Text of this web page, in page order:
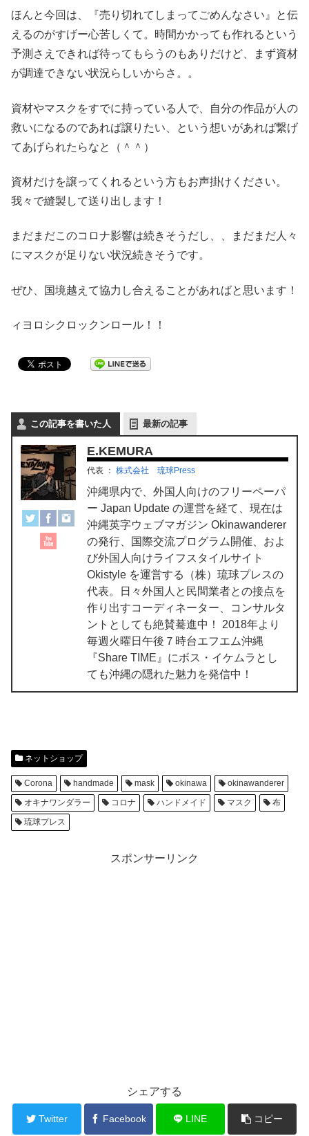
ほんと今回は、『売り切れてしまってごめんなさい』と伝
えるのがすげー心苦しくて。時間かかっても作れるという
予測さえできれば待ってもらうのもありだけど、まず資材
が調達できない状況らしいからさ。。
資材やマスクをすでに持っている人で、自分の作品が人の
救いになるのであれば譲りたい、という想いがあれば繋げ
てあげられたらなと（＾＾）
資材だけを譲ってくれるという方もお声掛けください。
我々で縫製して送り出します！
まだまだこのコロナ影響は続きそうだし、、まだまだ人々
にマスクが足りない状況続きそうです。
ぜひ、国境越えて協力し合えることがあればと思います！
ィヨロシクロックンロール！！
この記事を書いた人 最新の記事
E.KEMURA
代表 ： 株式会社 琉球Press
沖縄県内で、外国人向けのフリーペーパ
ー Japan Update の運営を経て、現在は
沖縄英字ウェブマガジン Okinawanderer
の発行、国際交流プログラム開催、およ
び外国人向けライフスタイルサイト
Okistyle を運営する（株）琉球プレスの
代表。日々外国人と民間業者との接点を
作り出すコーディネーター、コンサルタ
ントとしても絶賛驀進中！ 2018年より
毎週火曜日午後７時台エフエム沖縄
『Share TIME』にボス・イケムラとし
ても沖縄の隠れた魅力を発信中！
ネットショップ
Corona handmade mask okinawa
okinawanderer
オキナワンダラー
コロナ ハンドメイド マスク
布
琉球プレス
スポンサーリンク
シェアする
Twitter Facebook LINE コピー